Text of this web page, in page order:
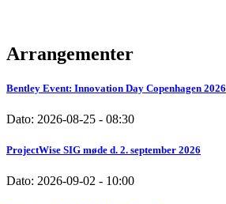
Arrangementer
Bentley Event: Innovation Day Copenhagen 2026
Dato: 2026-08-25 - 08:30
ProjectWise SIG møde d. 2. september 2026
Dato: 2026-09-02 - 10:00